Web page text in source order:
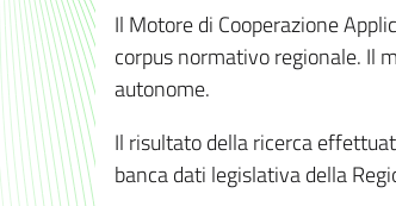
Il Motore di Cooperazione
corpus normativo regionale. Il
autonome.
Il risultato della ricerca
banca dati legislativa della